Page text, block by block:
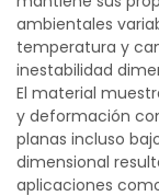
ambientales
temperatura y
inestabilidad
El material
y deformación
planas incluso
dimensional
aplicaciones